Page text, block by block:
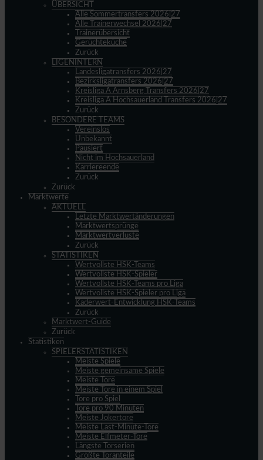
ÜBERSICHT
Alle Sommertransfers 2026|27
Alle Trainerwechsel 2026|27
Trainerübersicht
Gerüchteküche
Zurück
LIGENINTERN
Landesligatransfers 2026|27
Bezirksligatransfers 2026|27
Kreisliga A Arnsberg Transfers 2026|27
Kreisliga A Hochsauerland Transfers 2026|27
Zurück
BESONDERE TEAMS
Vereinslos
Unbekannt
Pausiert
Nicht im Hochsauerland
Karriereende
Zurück
Zurück
Marktwerte
AKTUELL
Letzte Marktwertänderungen
Marktwertsprünge
Marktwertverluste
Zurück
STATISTIKEN
Wertvollste HSK-Teams
Wertvollste HSK-Spieler
Wertvollste HSK-Teams pro Liga
Wertvollste HSK-Spieler pro Liga
Kaderwert-Entwicklung HSK-Teams
Zurück
Marktwert-Guide
Zurück
Statistiken
SPIELERSTATISTIKEN
Meiste Spiele
Meiste gemeinsame Spiele
Meiste Tore
Meiste Tore in einem Spiel
Tore pro Spiel
Tore pro 90 Minuten
Meiste Jokertore
Meiste Last-Minute-Tore
Meiste Elfmeter-Tore
Längste Torserien
Größte Toranteile